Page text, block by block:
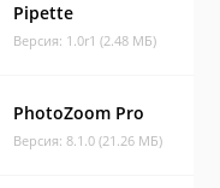
Pipette
Версия: 1.0r1 (2.48 МБ)
PhotoZoom Pro
Версия: 8.1.0 (21.26 МБ)